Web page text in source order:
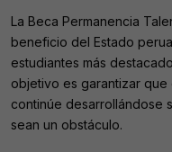
La Beca Permanencia
beneficio del Estado
estudiantes más
objetivo es garantizar
continúe desarrollándose
sean un obstáculo.